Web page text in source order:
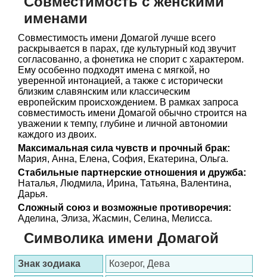
именами
Совместимость имени Домагой лучше всего
раскрывается в парах, где культурный код звучит
согласованно, а фонетика не спорит с характером.
Ему особенно подходят имена с мягкой, но
уверенной интонацией, а также с исторически
близким славянским или классическим
европейским происхождением. В рамках запроса
совместимость имени Домагой обычно строится на
уважении к темпу, глубине и личной автономии
каждого из двоих.
Максимальная сила чувств и прочный брак:
Мария, Анна, Елена, София, Екатерина, Ольга.
Стабильные партнерские отношения и дружба:
Наталья, Людмила, Ирина, Татьяна, Валентина,
Дарья.
Сложный союз и возможные противоречия:
Аделина, Элиза, Жасмин, Селина, Мелисса.
Символика имени Домагой
Знак зодиака Козерог, Дева